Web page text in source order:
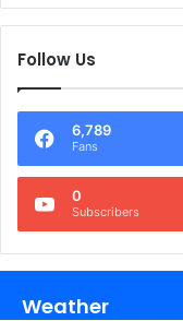
Follow Us
6,789
Fans
0
Subscribers
Weather